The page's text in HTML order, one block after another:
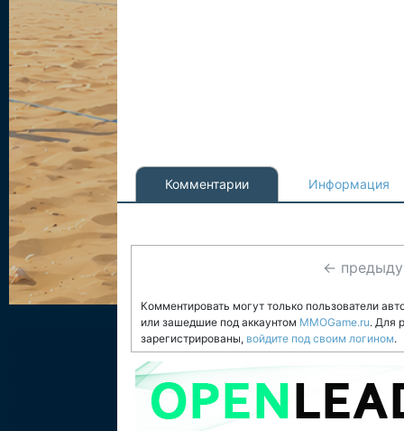
Комментарии Информация
←
Комментировать могут только пользователи
или зашедшие под аккаунтом MMOGame.ru. Для
зарегистрированы, войдите под своим логином.